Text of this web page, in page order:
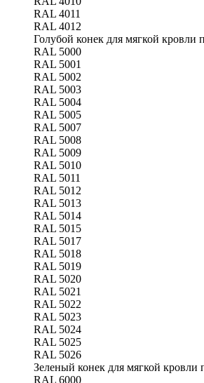
RAL 4011
RAL 4012
Голубой конек для мягкой кровли
RAL 5000
RAL 5001
RAL 5002
RAL 5003
RAL 5004
RAL 5005
RAL 5007
RAL 5008
RAL 5009
RAL 5010
RAL 5011
RAL 5012
RAL 5013
RAL 5014
RAL 5015
RAL 5017
RAL 5018
RAL 5019
RAL 5020
RAL 5021
RAL 5022
RAL 5023
RAL 5024
RAL 5025
RAL 5026
Зеленый конек для мягкой кровли
RAL 6000